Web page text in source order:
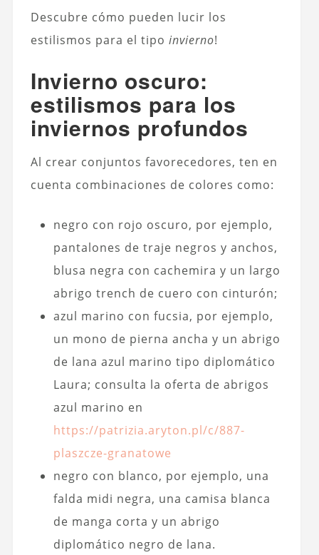
Descubre cómo pueden lucir los
estilismos para el tipo invierno!
Invierno oscuro:
estilismos para los
inviernos profundos
Al crear conjuntos favorecedores, ten en
cuenta combinaciones de colores como:
negro con rojo oscuro, por ejemplo,
pantalones de traje negros y anchos,
blusa negra con cachemira y un largo
abrigo trench de cuero con cinturón;
azul marino con fucsia, por ejemplo,
un mono de pierna ancha y un abrigo
de lana azul marino tipo diplomático
Laura; consulta la oferta de abrigos
azul marino en
https://patrizia.aryton.pl/c/887-
plaszcze-granatowe
negro con blanco, por ejemplo, una
falda midi negra, una camisa blanca
de manga corta y un abrigo
diplomático negro de lana.